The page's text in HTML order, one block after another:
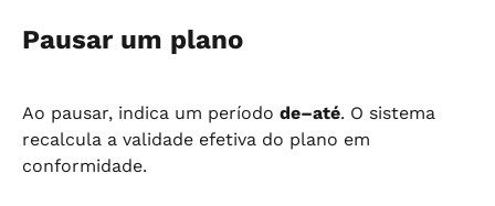
Pausar um plano
Ao pausar, indica um período de–até. O sistema
recalcula a validade efetiva do plano em
conformidade.